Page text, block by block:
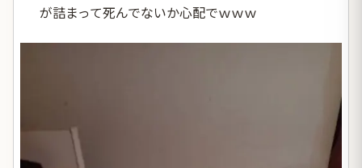
が詰まって死んでないか心配でｗｗｗ